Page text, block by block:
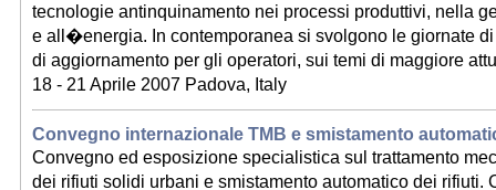
tecnologie antinquinamento nei processi produttivi, nella
e all�energia. In contemporanea si svolgono le giornate
di aggiornamento per gli operatori, sui temi di maggiore
18 - 21 Aprile 2007 Padova, Italy
Convegno internazionale TMB e smistamento
Convegno ed esposizione specialistica sul trattamento
dei rifiuti solidi urbani e smistamento automatico dei rifiuti.